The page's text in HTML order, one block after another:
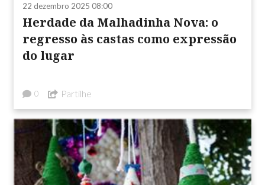
22 dezembro 2025 08:00
Herdade da Malhadinha Nova: o
regresso às castas como expressão
do lugar
0 Partilhe